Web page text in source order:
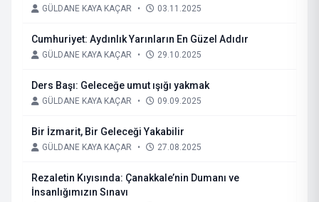
GÜLDANE KAYA KAÇAR • 03.11.2025
Cumhuriyet: Aydınlık Yarınların En Güzel Adıdır
GÜLDANE KAYA KAÇAR • 29.10.2025
Ders Başı: Geleceğe umut ışığı yakmak
GÜLDANE KAYA KAÇAR • 09.09.2025
Bir İzmarit, Bir Geleceği Yakabilir
GÜLDANE KAYA KAÇAR • 27.08.2025
Rezaletin Kıyısında: Çanakkale’nin Dumanı ve
İnsanlığımızın Sınavı